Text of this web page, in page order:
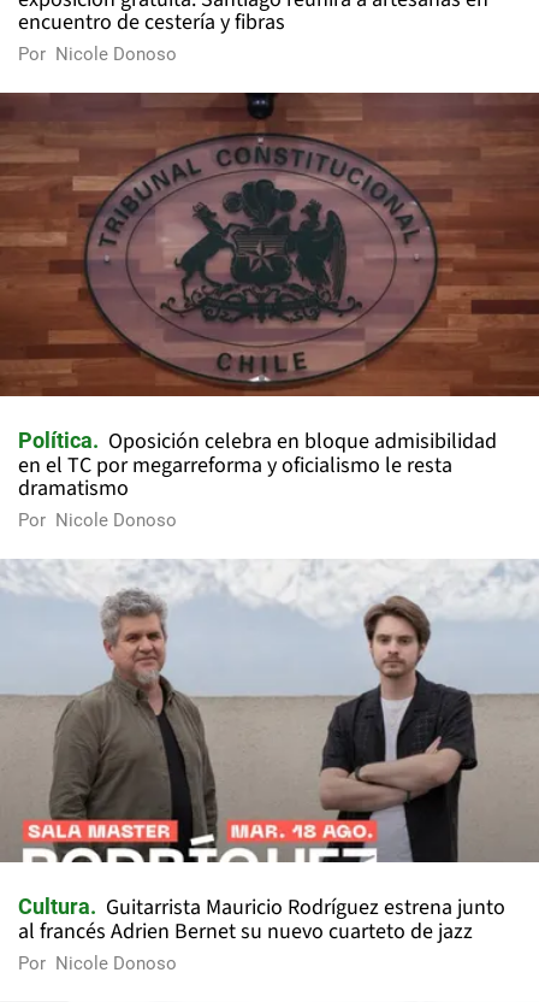
encuentro de cestería y fibras
Por Nicole Donoso
Política
Oposición celebra en bloque admisibilidad
en el TC por megarreforma y oficialismo le resta
dramatismo
Por Nicole Donoso
Cultura
Guitarrista Mauricio Rodríguez estrena junto
al francés Adrien Bernet su nuevo cuarteto de jazz
Por Nicole Donoso